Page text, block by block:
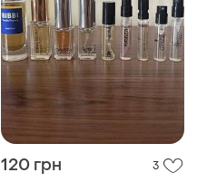
120 грн 3